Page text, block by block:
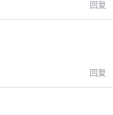
回复
回复